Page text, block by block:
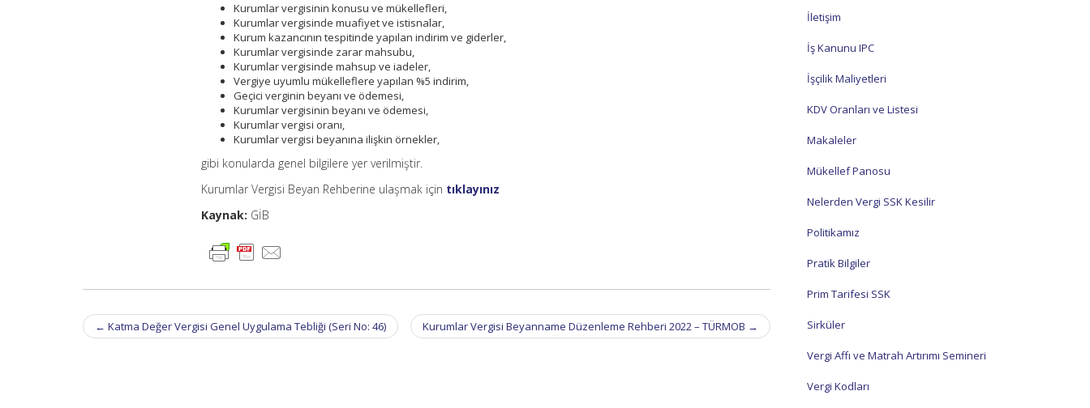
Kurumlar vergisinin konusu ve mükellefleri,
Kurumlar vergisinde muafiyet ve istisnalar,
Kurum kazancının tespitinde yapılan indirim ve giderler,
Kurumlar vergisinde zarar mahsubu,
Kurumlar vergisinde mahsup ve iadeler,
Vergiye uyumlu mükelleflere yapılan %5 indirim,
Geçici verginin beyanı ve ödemesi,
Kurumlar vergisinin beyanı ve ödemesi,
Kurumlar vergisi oranı,
Kurumlar vergisi beyanına ilişkin örnekler,
gibi konularda genel bilgilere yer verilmiştir.
Kurumlar Vergisi Beyan Rehberine ulaşmak için tıklayınız
Kaynak: GİB
Post
navigation
← Katma Değer Vergisi Genel Uygulama Tebliği (Seri No: 46) Kurumlar Vergisi Beyanname Düzenleme Rehberi 2022 – TÜRMOB →
İletişim
İş Kanunu IPC
İşçilik Maliyetleri
KDV Oranları ve Listesi
Makaleler
Mükellef Panosu
Nelerden Vergi SSK Kesilir
Politikamız
Pratik Bilgiler
Prim Tarifesi SSK
Sirküler
Vergi Affı ve Matrah Artırımı Semineri
Vergi Kodları